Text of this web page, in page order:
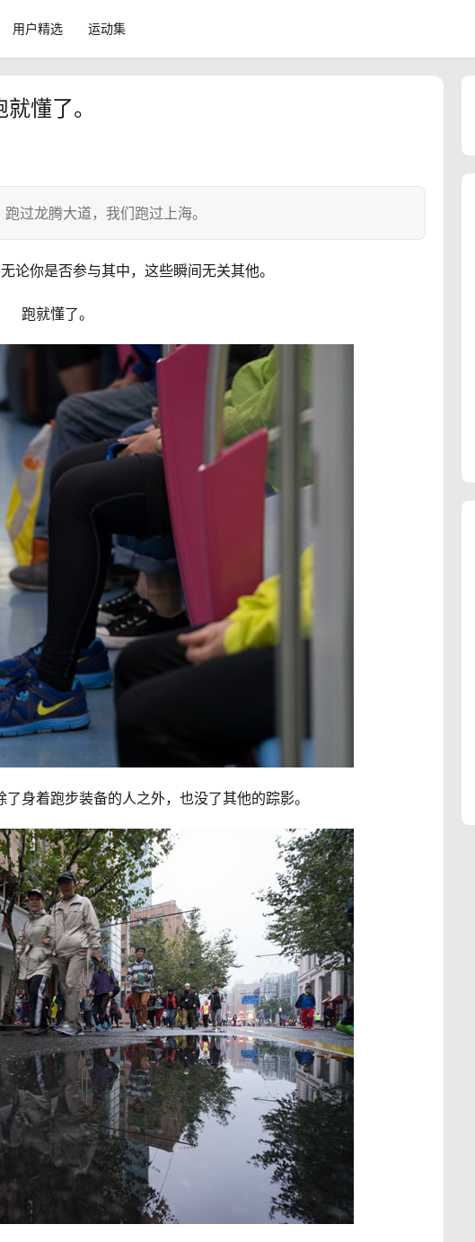
用户精选 运动集
懂了。
过龙腾大道，我们跑过上海。
论你是否参与其中，这些瞬间无关其他。
跑就懂了。
身着跑步装备的人之外，也没了其他的踪影。